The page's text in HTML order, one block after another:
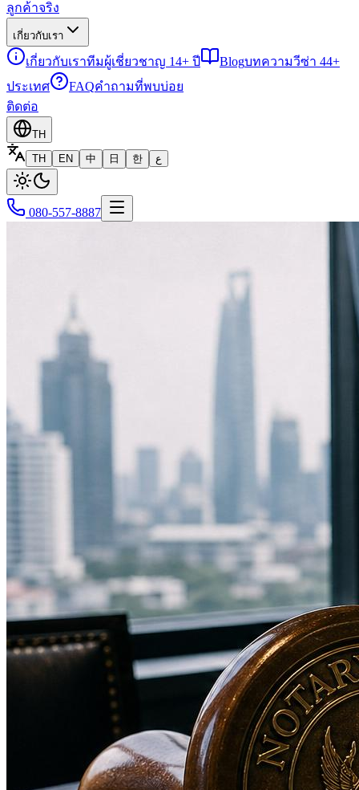
ลูกค้าจริง
เกี่ยวกับเรา
เกี่ยวกับเราทีมผู้เชี่ยวชาญ 14+ ปี Blogบทความวีซ่า 44+
ประเทศ
FAQคำถามที่พบบ่อย
ติดต่อ
TH
TH
EN 中 日 한 ع
080-557-8887